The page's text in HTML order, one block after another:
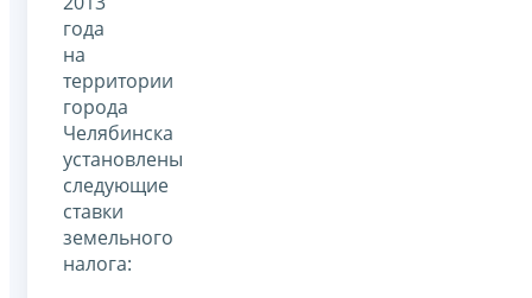
года
на
территории
города
Челябинска
установлены
следующие
ставки
земельного
налога: